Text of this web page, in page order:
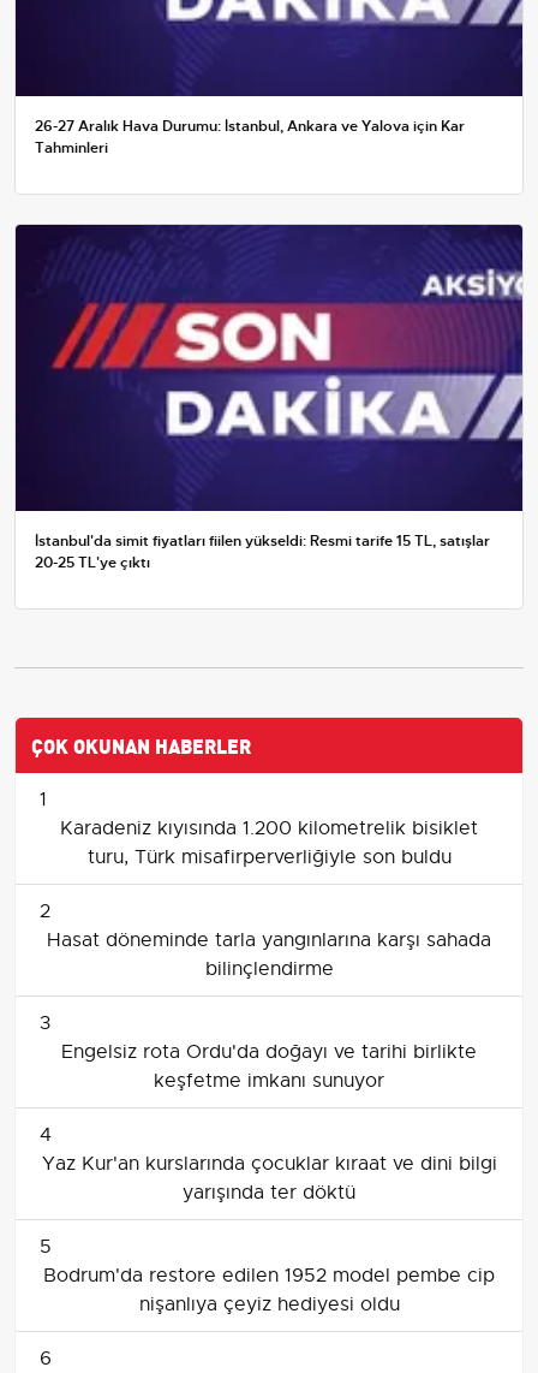
26-27 Aralık Hava Durumu: İstanbul, Ankara ve Yalova için Kar
Tahminleri
İstanbul'da simit fiyatları fiilen yükseldi: Resmi tarife 15 TL, satışlar
20-25 TL'ye çıktı
ÇOK OKUNAN HABERLER
1
Karadeniz kıyısında 1.200 kilometrelik bisiklet
turu, Türk misafirperverliğiyle son buldu
2
Hasat döneminde tarla yangınlarına karşı sahada
bilinçlendirme
3
Engelsiz rota Ordu'da doğayı ve tarihi birlikte
keşfetme imkanı sunuyor
4
Yaz Kur'an kurslarında çocuklar kıraat ve dini bilgi
yarışında ter döktü
5
Bodrum'da restore edilen 1952 model pembe cip
nişanlıya çeyiz hediyesi oldu
6